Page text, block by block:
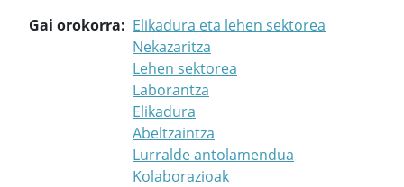
Gai orokorra
Elikadura eta lehen sektorea
Nekazaritza
Lehen sektorea
Laborantza
Elikadura
Abeltzaintza
Lurralde antolamendua
Kolaborazioak